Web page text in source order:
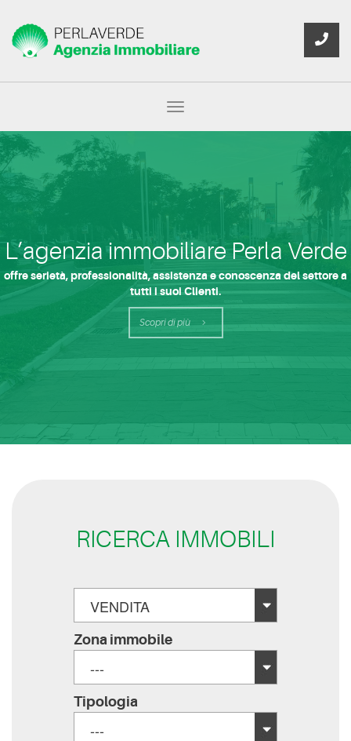
Toggle
L’agenzia immobiliare Perla Verde
offre serietà, professionalità, assistenza e conoscenza del settore a
tutti i suoi Clienti.
Scopri di più
RICERCA IMMOBILI
VENDITA
Zona immobile
---
Tipologia
---